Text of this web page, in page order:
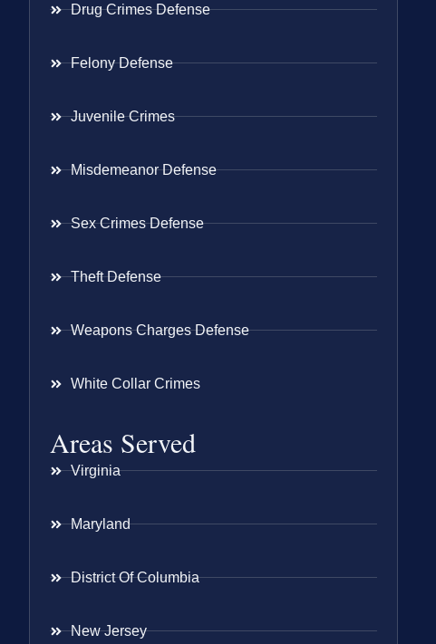
Drug Crimes Defense
Felony Defense
Juvenile Crimes
Misdemeanor Defense
Sex Crimes Defense
Theft Defense
Weapons Charges Defense
White Collar Crimes
Areas Served
Virginia
Maryland
District Of Columbia
New Jersey